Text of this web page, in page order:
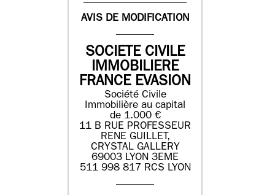
AVIS DE MODIFICATION
SOCIETE CIVILE
IMMOBILIERE
FRANCE EVASION
Société Civile
Immobilière au capital
de 1.000 €
11 B RUE PROFESSEUR
RENE GUILLET,
CRYSTAL GALLERY
69003 LYON 3EME
511 998 817 RCS LYON